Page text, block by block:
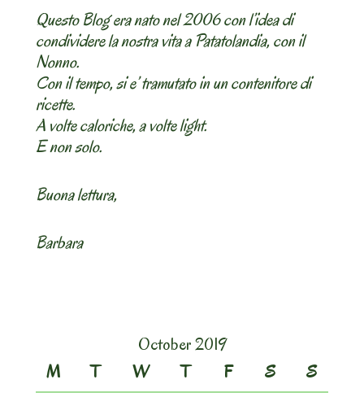
Questo Blog era nato nel 2006 con l’idea di
condividere la nostra vita a Patatolandia, con il
Nonno.
Con il tempo, si e’ tramutato in un contenitore di
ricette.
A volte caloriche, a volte light.
E non solo.
Buona lettura,
Barbara
October 2019
M
T W T F S
S